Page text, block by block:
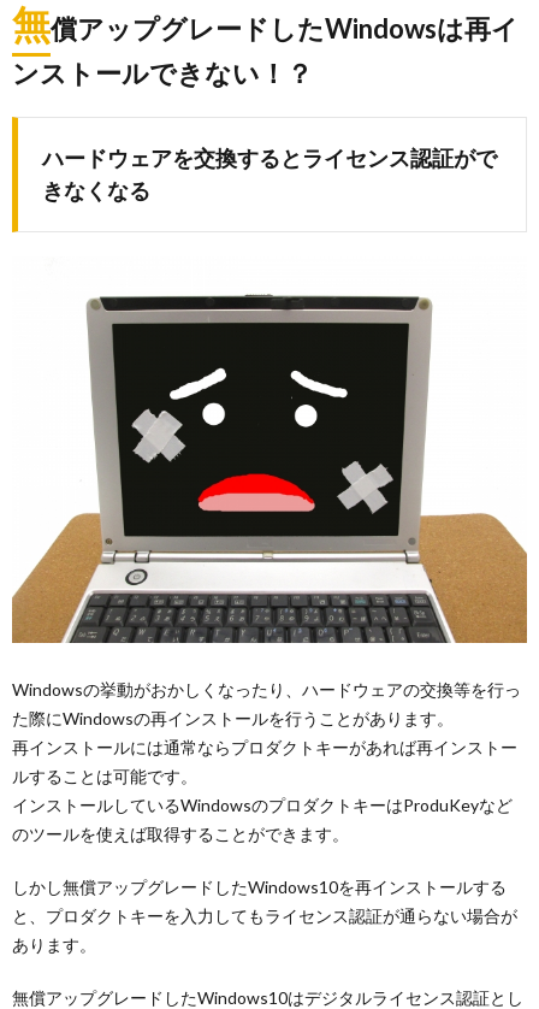
無償アップグレードしたWindowsは再イ
ンストールできない！？
ハードウェアを交換するとライセンス認証がで
きなくなる
Windowsの挙動がおかしくなったり、ハードウェアの交換等を行っ
た際にWindowsの再インストールを行うことがあります。
再インストールには通常ならプロダクトキーがあれば再インストー
ルすることは可能です。
インストールしているWindowsのプロダクトキーはProduKeyなど
のツールを使えば取得することができます。
しかし無償アップグレードしたWindows10を再インストールする
と、プロダクトキーを入力してもライセンス認証が通らない場合が
あります。
無償アップグレードしたWindows10はデジタルライセンス認証とし